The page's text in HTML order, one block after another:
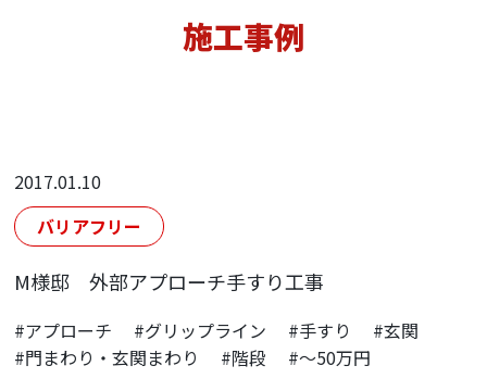
施工事例
2017.01.10
バリアフリー
M様邸 外部アプローチ手すり工事
#アプローチ #グリップライン #手すり
#玄関
#門まわり・玄関まわり
#階段 #～50万円